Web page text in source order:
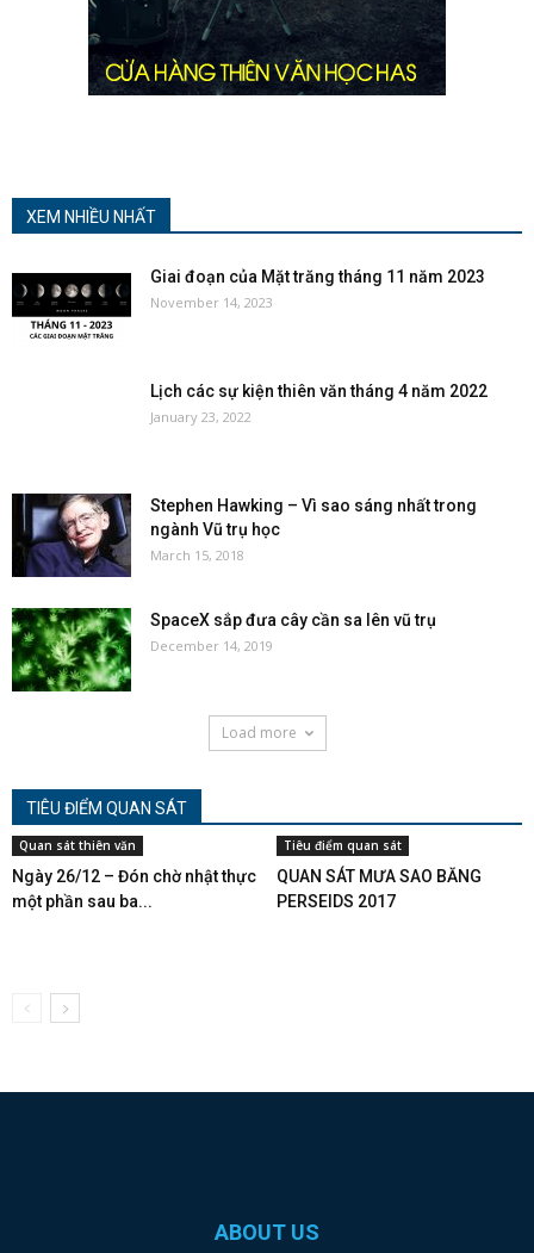
XEM NHIỀU NHẤT
Giai đoạn của Mặt trăng tháng 11 năm 2023
November 14, 2023
Lịch các sự kiện thiên văn tháng 4 năm 2022
January 23, 2022
Stephen Hawking – Vì sao sáng nhất trong
ngành Vũ trụ học
March 15, 2018
SpaceX sắp đưa cây cần sa lên vũ trụ
December 14, 2019
Load more
TIÊU ĐIỂM QUAN SÁT
Quan sát thiên văn
Ngày 26/12 – Đón chờ nhật thực
một phần sau ba...
Tiêu điểm quan sát
QUAN SÁT MƯA SAO BĂNG
PERSEIDS 2017
ABOUT US